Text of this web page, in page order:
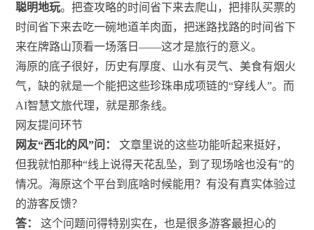
聪明地玩。把查攻略的时间省下来去爬山，把排队买票的
时间省下来去吃一碗地道羊肉面，把迷路找路的时间省下
来在牌路山顶看一场落日——这才是旅行的意义。
海原的底子很好，历史有厚度、山水有灵气、美食有烟火
气，缺的就是一个能把这些珍珠串成项链的“穿线人”。而
AI智慧文旅代理，就是那条线。
网友提问环节
网友“西北的风”问：
文章里说的这些功能听起来挺好，
但我就怕那种“线上说得天花乱坠，到了现场啥也没有”的
情况。海原这个平台到底啥时候能用？有没有真实体验过
的游客反馈？
答：
这个问题问得特别实在，也是很多游客最担心的